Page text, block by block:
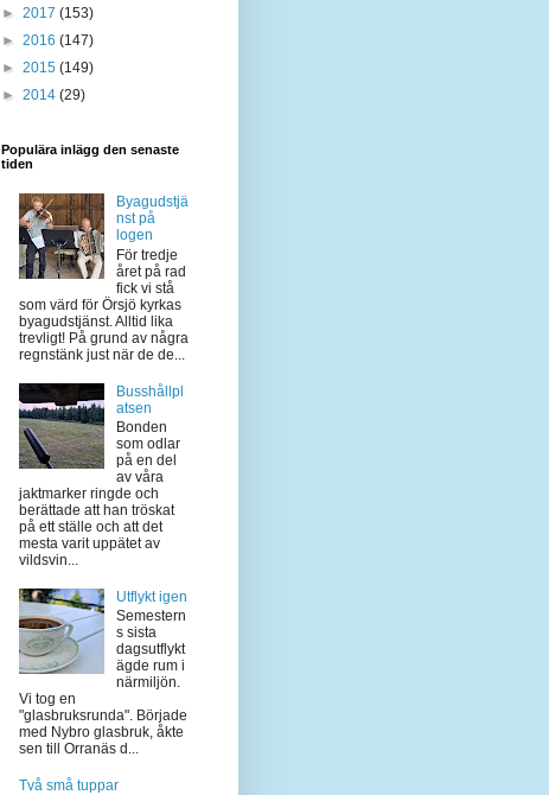
► 2017 (153)
► 2016 (147)
► 2015 (149)
► 2014 (29)
Populära inlägg den senaste
tiden
Byagudstjä
nst på
logen
För tredje
året på rad
fick vi stå
som värd för Örsjö kyrkas
byagudstjänst. Alltid lika
trevligt! På grund av några
regnstänk just när de de...
Busshållpl
atsen
Bonden
som odlar
på en del
av våra
jaktmarker ringde och
berättade att han tröskat
på ett ställe och att det
mesta varit uppätet av
vildsvin...
Utflykt igen
Semestern
s sista
dagsutflykt
ägde rum i
närmiljön.
Vi tog en
"glasbruksrunda". Började
med Nybro glasbruk, åkte
sen till Orranäs d...
Två små tuppar